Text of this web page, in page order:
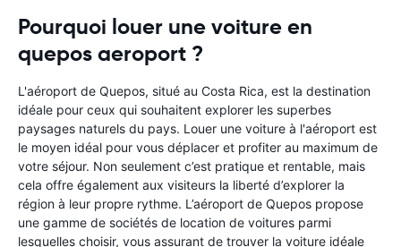
Pourquoi louer une voiture en
quepos aeroport ?
L'aéroport de Quepos, situé au Costa Rica, est la destination
idéale pour ceux qui souhaitent explorer les superbes
paysages naturels du pays. Louer une voiture à l'aéroport est
le moyen idéal pour vous déplacer et profiter au maximum de
votre séjour. Non seulement c’est pratique et rentable, mais
cela offre également aux visiteurs la liberté d’explorer la
région à leur propre rythme. L’aéroport de Quepos propose
une gamme de sociétés de location de voitures parmi
lesquelles choisir, vous assurant de trouver la voiture idéale